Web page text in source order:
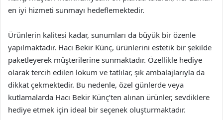
en iyi hizmeti sunmayı hedeflemektedir.
Ürünlerin kalitesi kadar, sunumları da büyük bir özenle
yapılmaktadır. Hacı Bekir Künç, ürünlerini estetik bir şekilde
paketleyerek müşterilerine sunmaktadır. Özellikle hediye
olarak tercih edilen lokum ve tatlılar, şık ambalajlarıyla da
dikkat çekmektedir. Bu nedenle, özel günlerde veya
kutlamalarda Hacı Bekir Künç’ten alınan ürünler, sevdiklere
hediye etmek için ideal bir seçenek oluşturmaktadır.